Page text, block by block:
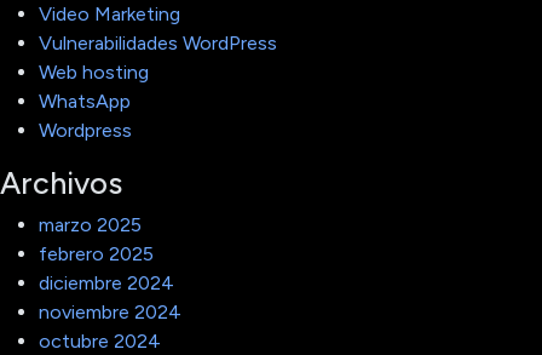
Video Marketing
Vulnerabilidades WordPress
Web hosting
WhatsApp
Wordpress
Archivos
marzo 2025
febrero 2025
diciembre 2024
noviembre 2024
octubre 2024